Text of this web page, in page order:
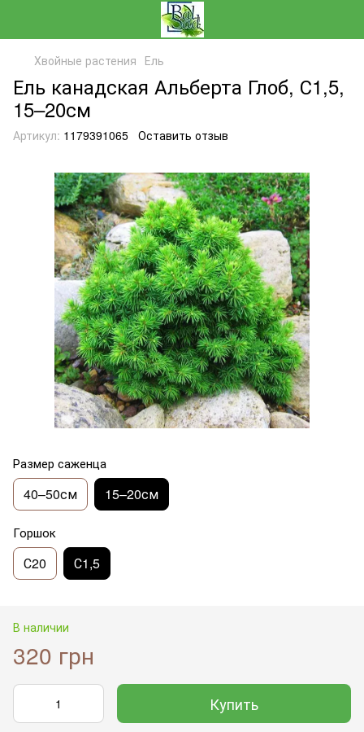
Хвойные растения Ель
Ель канадская Альберта Глоб, С1,5,
15–20см
Артикул: 1179391065 Оставить отзыв
Размер саженца
40–50см 15–20см
Горшок
С20 С1,5
В наличии
320 грн
Купить